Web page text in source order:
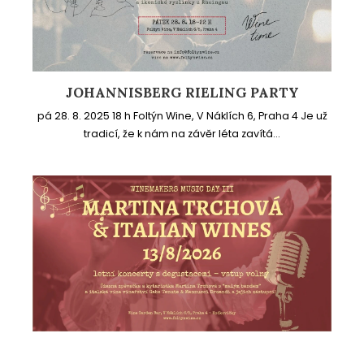
JOHANNISBERG RIELING PARTY
pá 28. 8. 2025 18 h Foltýn Wine, V Náklích 6, Praha 4 Je už
tradicí, že k nám na závěr léta zavítá...